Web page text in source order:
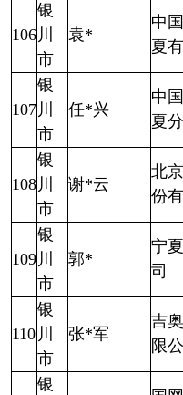
106
银
川
市
袁*
中
夏
107
银
川
市
任*兴
中
夏
108
银
川
市
谢*云
北
份
109
银
川
市
郭*
宁
司
110
银
川
市
张*军
吉
限
银